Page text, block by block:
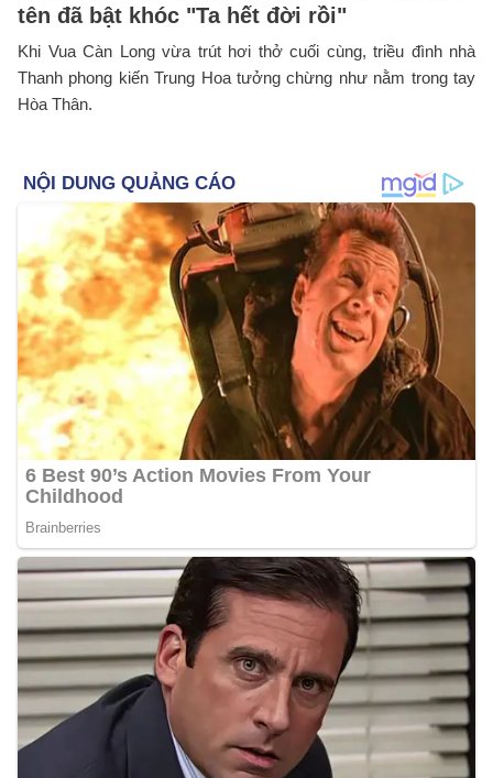
tên đã bật khóc "Ta hết đời rồi"
Khi Vua Càn Long vừa trút hơi thở cuối cùng, triều đình nhà
Thanh phong kiến Trung Hoa tưởng chừng như nằm trong tay
Hòa Thân.